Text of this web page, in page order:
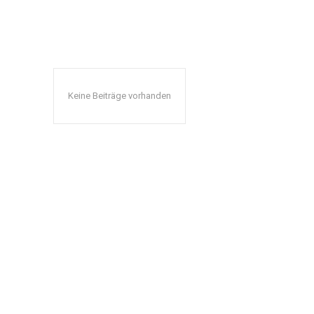
Keine Beiträge vorhanden